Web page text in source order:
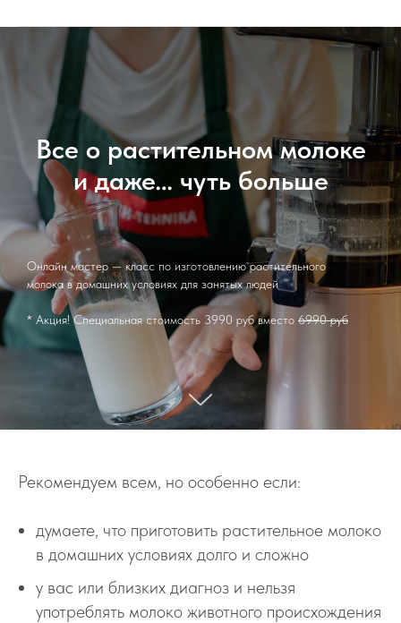
Все о растительном молоке
и даже… чуть больше
Онлайн мастер — класс по изготовлению растительного
молока в домашних условиях для занятых людей
* Акция! Cпециальная стоимость 3990 руб вместо 6990 руб
Рекомендуем всем, но особенно если:
думаете, что приготовить растительное молоко
в домашних условиях долго и сложно
у вас или близких диагноз и нельзя
употреблять молоко животного происхождения